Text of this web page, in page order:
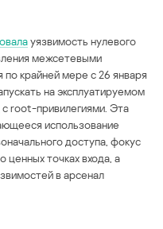
уязвимость нулевого
межсетевыми
крайней мере с 26 января
на эксплуатируемом
root-привилегиями. Эта
использование
доступа, фокус
ценных точках входа, а
в арсенал